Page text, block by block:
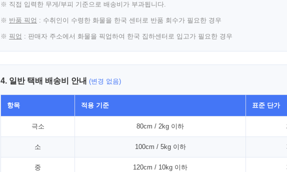
※ 직접 입력한 무게/부피 기준으로 배송비가 부과됩니다.
※ 반품 픽업 : 수취인이 수령한 화물을 한국 센터로 반품 회수가 필요한 경우
※ 픽업 : 판매자 주소에서 화물을 픽업하여 한국 집하센터로 입고가 필요한 경우
4. 일반 택배 배송비 안내 (변경 없음)
항목 적용 기준 표준 단가
극소 80cm / 2kg 이하
소 100cm / 5kg 이하
중 120cm / 10kg 이하